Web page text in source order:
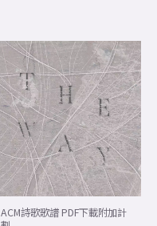
ACM詩歌歌譜 PDF下載附加計